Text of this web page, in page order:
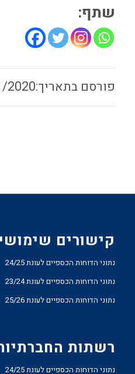
שתף:
2020
קישורים
נתוני הדוחות הכספיים לעונת 24/25
נתוני הדוחות הכספיים לעונת 23/24
נתוני הדוחות הכספיים לעונת 25/26
רשתות
נתוני הדוחות הכספיים לעונת 24/25